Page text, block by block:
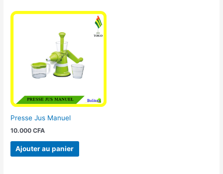
Presse Jus Manuel
10.000CFA
Ajouter au panier